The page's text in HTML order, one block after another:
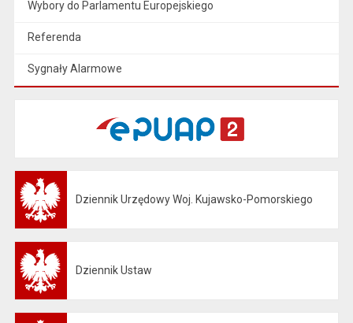
Wybory do Parlamentu Europejskiego
Referenda
Sygnały Alarmowe
Dziennik Urzędowy Woj. Kujawsko-Pomorskiego
Dziennik Ustaw